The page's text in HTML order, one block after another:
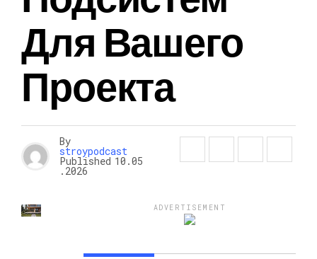
Для Вашего
Проекта
By
stroypodcast
Published 10.05
.2026
ADVERTISEMENT